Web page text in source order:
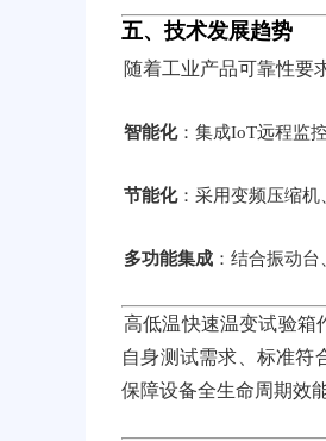
五、技术发展趋势
随着工业产品可靠性要
智能化：集成IoT远程监
节能化：采用变频压缩机
多功能集成 ：结合振动
高低温快速温变试验箱
自身测试需求、标准符
保障设备全生命周期效能